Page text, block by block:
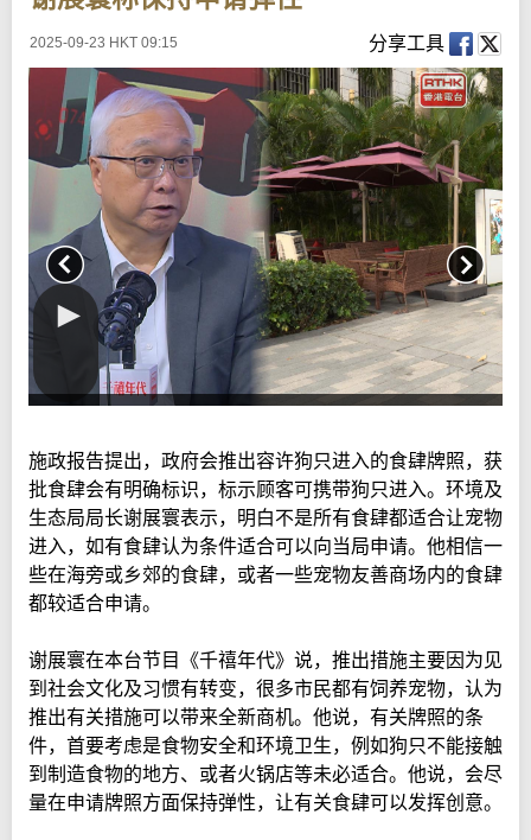
2025-09-23 HKT 09:15 分享工具
施政报告提出，政府会推出容许狗只进入的食肆牌照，获
批食肆会有明确标识，标示顾客可携带狗只进入。环境及
生态局局长谢展寰表示，明白不是所有食肆都适合让宠物
进入，如有食肆认为条件适合可以向当局申请。他相信一
些在海旁或乡郊的食肆，或者一些宠物友善商场内的食肆
都较适合申请。
谢展寰在本台节目《千禧年代》说，推出措施主要因为见
到社会文化及习惯有转变，很多市民都有饲养宠物，认为
推出有关措施可以带来全新商机。他说，有关牌照的条
件，首要考虑是食物安全和环境卫生，例如狗只不能接触
到制造食物的地方、或者火锅店等未必适合。他说，会尽
量在申请牌照方面保持弹性，让有关食肆可以发挥创意。